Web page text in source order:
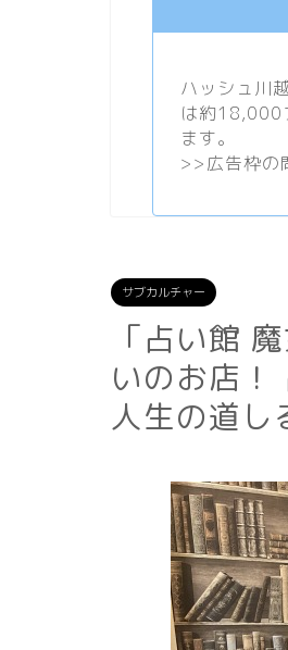
ハッシュ川
は約18,000
ます。
>>広告枠の
サブカルチャー
「占い館
いのお店！
人生の道し